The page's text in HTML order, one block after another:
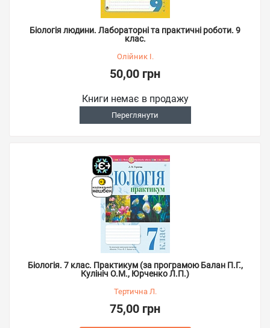
Біологія людини. Лабораторні та практичні роботи. 9
клас.
Олійник І.
50,00 грн
Книги немає в продажу
Переглянути
Біологія. 7 клас. Практикум (за програмою Балан П.Г.,
Кулініч О.М., Юрченко Л.П.)
Тертична Л.
75,00 грн